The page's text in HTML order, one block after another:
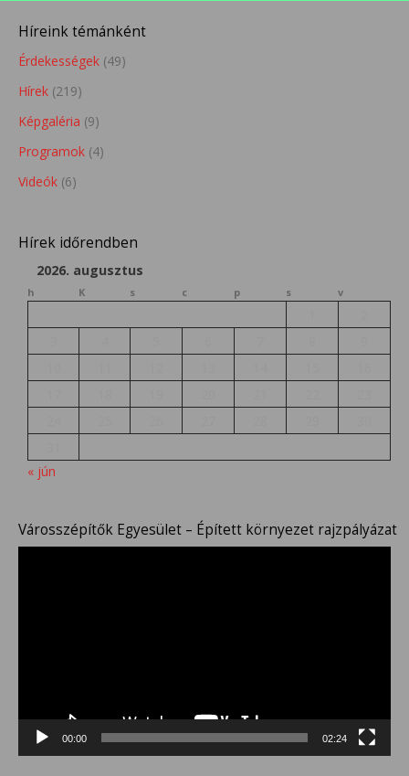
Híreink témánként
Érdekességek (49)
Hírek (219)
Képgaléria (9)
Programok (4)
Videók (6)
Hírek időrendben
2026. augusztus
h K s c p s v
« jún
Városszépítők Egyesület – Épített környezet rajzpályázat
00:00 02:24